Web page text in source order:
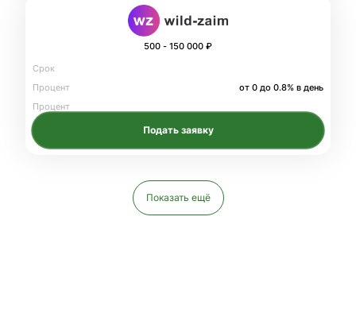
500 - 150 000 ₽
Срок
Процент
от 0 до 0.8% в день
Процент
Подать заявку
Показать ещё